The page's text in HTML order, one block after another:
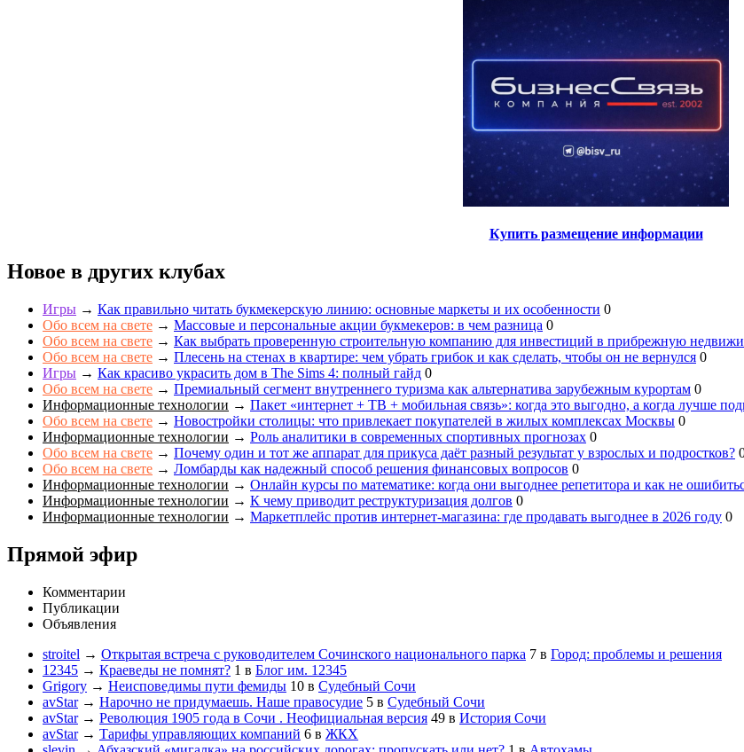
Купить размещение информации
Новое в других клубах
Игры → Как правильно читать букмекерскую линию: основные маркеты и их особенности 0
Обо всем на свете → Массовые и персональные акции букмекеров: в чем разница 0
Обо всем на свете → Как выбрать проверенную строительную компанию для инвестиций в прибрежную
Обо всем на свете → Плесень на стенах в квартире: чем убрать грибок и как сделать, чтобы он не вернулся 0
Игры → Как красиво украсить дом в The Sims 4: полный гайд 0
Обо всем на свете → Премиальный сегмент внутреннего туризма как альтернатива зарубежным курортам 0
Информационные технологии → Пакет «интернет + ТВ + мобильная связь»: когда это выгодно, а когда лучше
Обо всем на свете → Новостройки столицы: что привлекает покупателей в жилых комплексах Москвы 0
Информационные технологии → Роль аналитики в современных спортивных прогнозах 0
Обо всем на свете → Почему один и тот же аппарат для прикуса даёт разный результат у взрослых и подростков?
Обо всем на свете → Ломбарды как надежный способ решения финансовых вопросов 0
Информационные технологии → Онлайн курсы по математике: когда они выгоднее репетитора и как не
Информационные технологии → К чему приводит реструктуризация долгов 0
Информационные технологии → Маркетплейс против интернет-магазина: где продавать выгоднее в 2026 году 0
Прямой эфир
Комментарии
Публикации
Объявления
stroitel → Открытая встреча с руководителем Сочинского национального парка 7 в Город: проблемы и решения
12345 → Краеведы не помнят? 1 в Блог им. 12345
Grigory → Неисповедимы пути фемиды 10 в Судебный Сочи
avStar→ Нарочно не придумаешь. Наше правосудие 5 в Судебный Сочи
avStar→ Революция 1905 года в Сочи . Неофициальная версия 49 в История Сочи
avStar→ Тарифы управляющих компаний 6 в ЖКХ